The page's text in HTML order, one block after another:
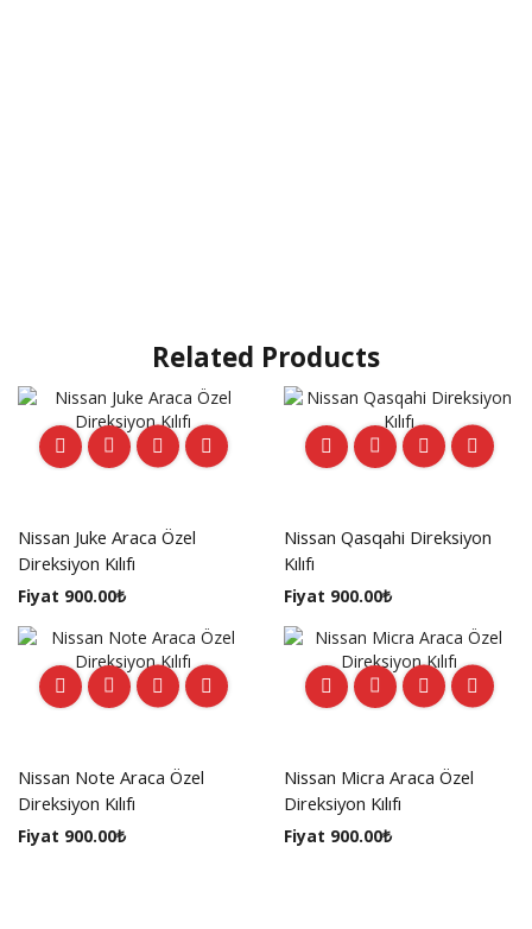
Related Products
Nissan Juke Araca Özel
Direksiyon Kılıfı
Fiyat 900.00₺
Nissan Qasqahi Direksiyon
Kılıfı
Fiyat 900.00₺
Nissan Note Araca Özel
Direksiyon Kılıfı
Fiyat 900.00₺
Nissan Micra Araca Özel
Direksiyon Kılıfı
Fiyat 900.00₺